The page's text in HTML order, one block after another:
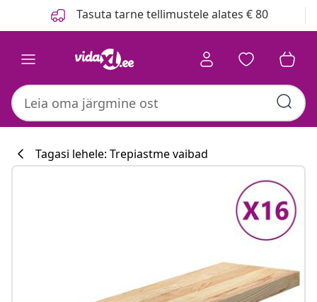
Tasuta tarne tellimustele alates € 80
Tagasi lehele: Trepiastme vaibad